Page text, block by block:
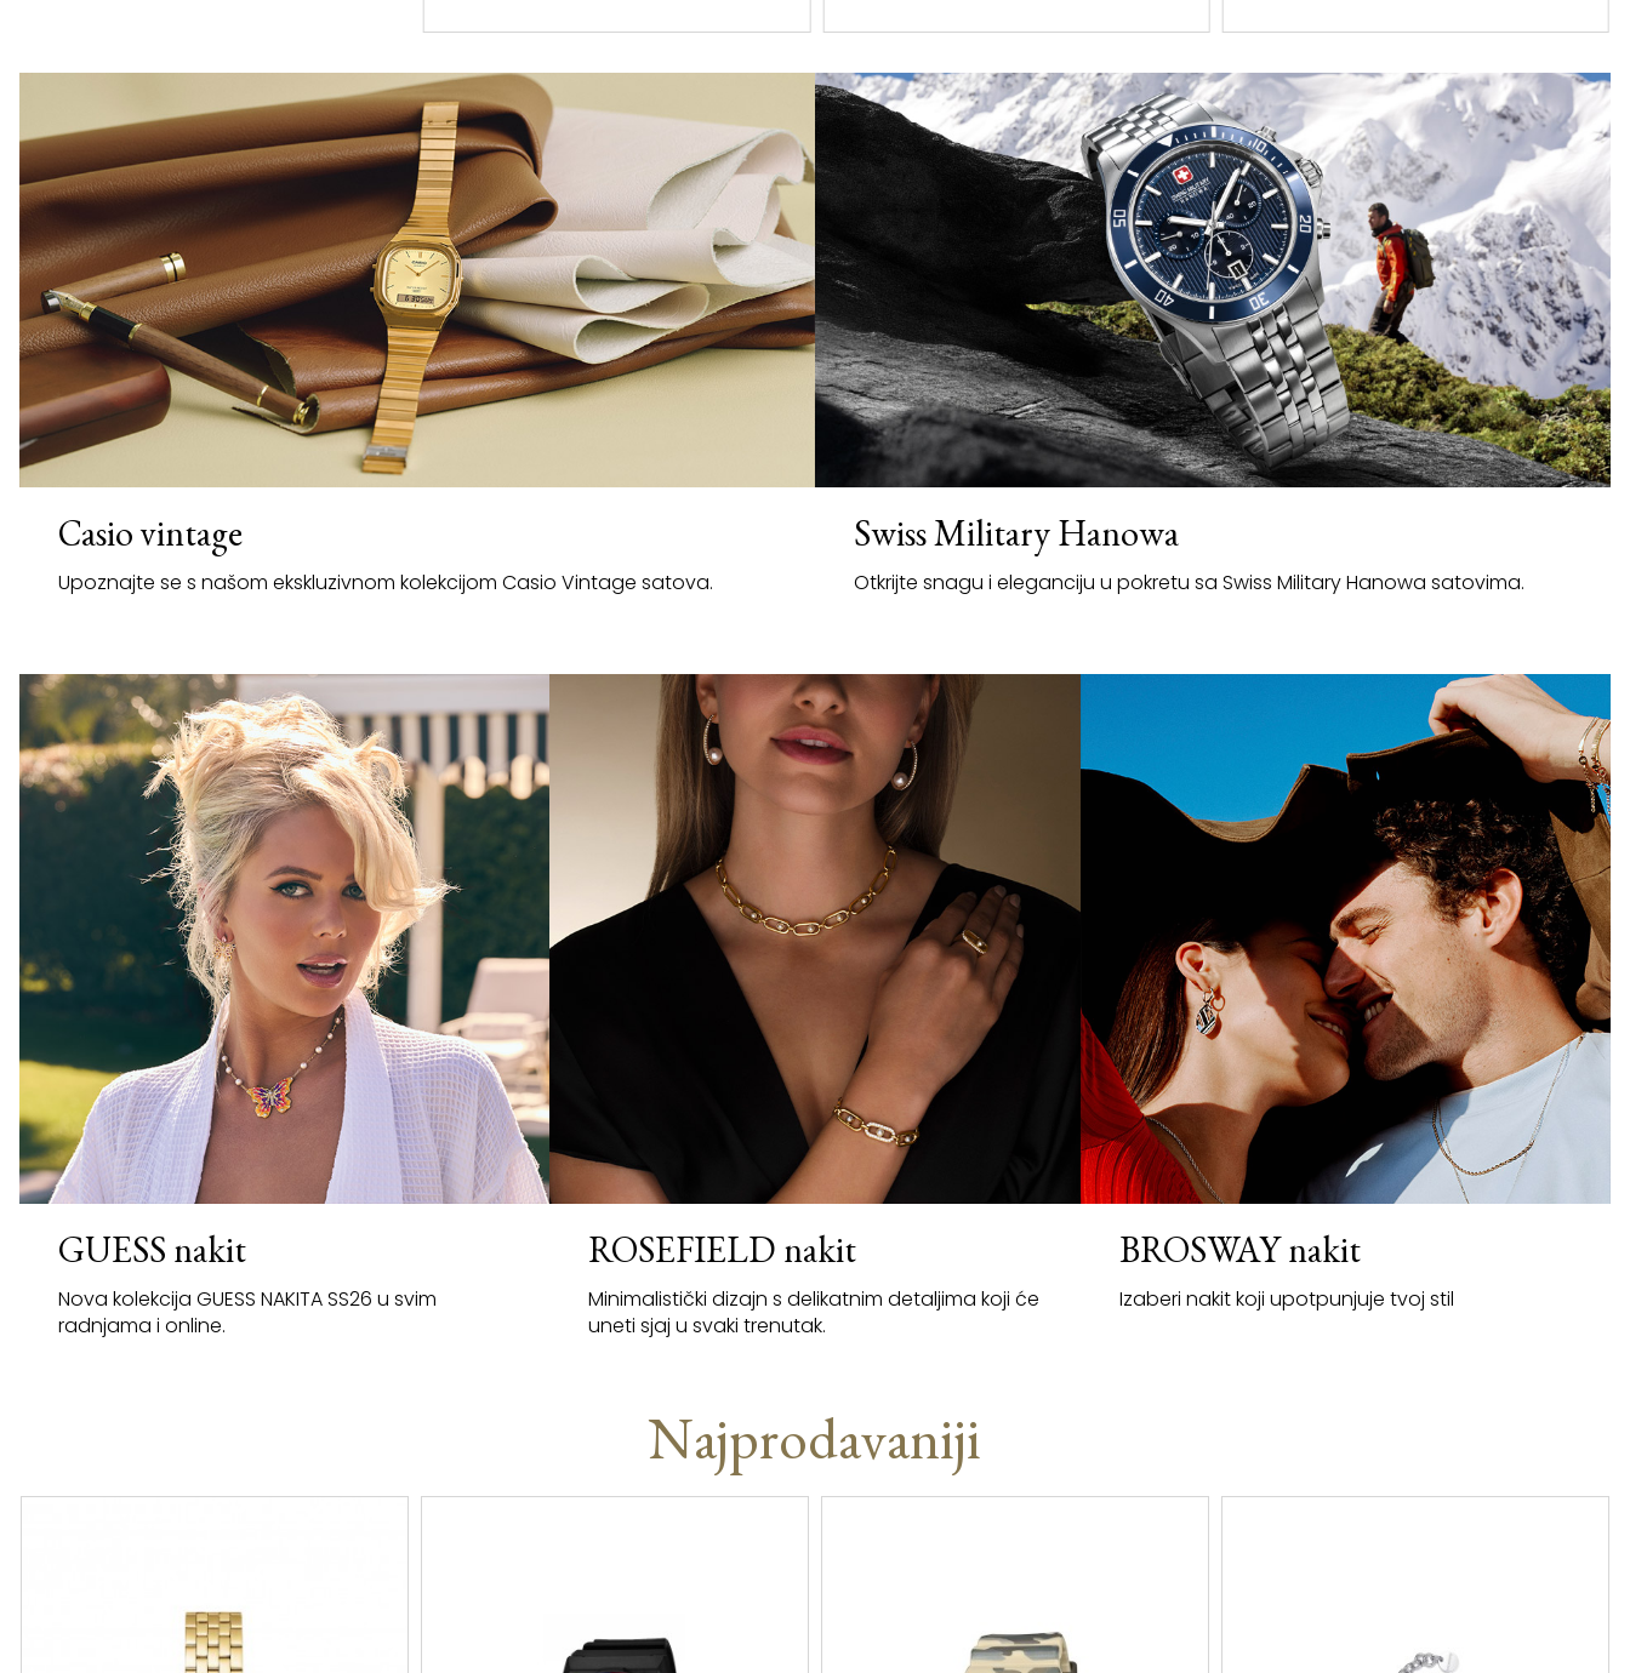
Casio vintage
Upoznajte se s našom ekskluzivnom kolekcijom Casio Vintage satova.
Swiss Military Hanowa
Otkrijte snagu i eleganciju u pokretu sa Swiss Military Hanowa satovima.
GUESS nakit
Nova kolekcija GUESS NAKITA SS26 u svim
radnjama i online.
ROSEFIELD nakit
Minimalistički dizajn s delikatnim detaljima koji će
uneti sjaj u svaki trenutak.
BROSWAY nakit
Izaberi nakit koji upotpunjuje tvoj stil
Najprodavaniji